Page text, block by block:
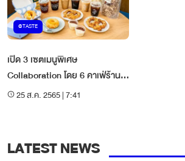
@TASTE
เปิด 3 เซตเมนูพิเศษ
Collaboration โดย 6 คาเฟ่ร้าน
ดังขวัญใจวัยรุ่นบน Grab Food
25 ส.ค. 2565 | 7:41
LATEST NEWS